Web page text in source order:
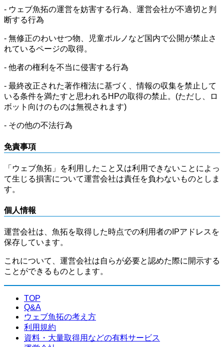
- ウェブ魚拓の運営を妨害する行為、運営会社が不適切と判
断する行為
- 無修正のわいせつ物、児童ポルノなど国内で公開が禁止さ
れているページの取得。
- 他者の権利を不当に侵害する行為
- 最終改正された著作権法に基づく、情報の収集を禁止して
いる条件を満たすと思われるHPの取得の禁止。(ただし、ロ
ボット向けのものは無視されます)
- その他の不法行為
免責事項
「ウェブ魚拓」を利用したこと又は利用できないことによっ
て生じる損害について運営会社は責任を負わないものとしま
す。
個人情報
運営会社は、魚拓を取得した時点での利用者のIPアドレスを
保存しています。
これについて、運営会社は自らが必要と認めた際に開示する
ことができるものとします。
TOP
Q&A
ウェブ魚拓の考え方
利用規約
資料・大量取得用などの有料サービス